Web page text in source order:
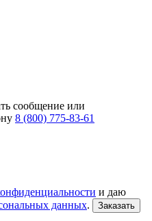
сообщение или
8 (800) 775-83-61
и даю
данных. Заказать